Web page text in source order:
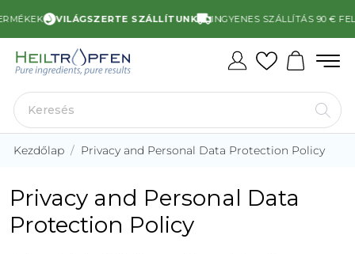
VILÁGSZERTE SZÁLLÍTUNK INGYENES SZÁLLÍTÁS 90 €
Kezdőlap Privacy and Personal Data Protection Policy
Privacy and Personal Data
Protection Policy